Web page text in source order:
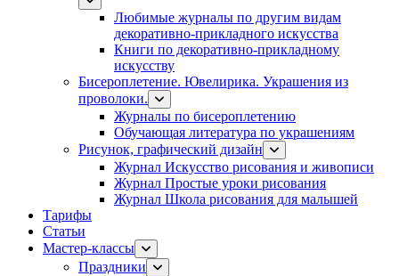
Любимые журналы по другим видам
декоративно-прикладного искусства
Книги по декоративно-прикладному
искусству
Бисероплетение. Ювелирика. Украшения из
проволоки.
Журналы по бисероплетению
Обучающая литература по украшениям
Рисунок, графический дизайн
Журнал Искусство рисования и живописи
Журнал Простые уроки рисования
Журнал Школа рисования для малышей
Тарифы
Статьи
Мастер-классы
Праздники